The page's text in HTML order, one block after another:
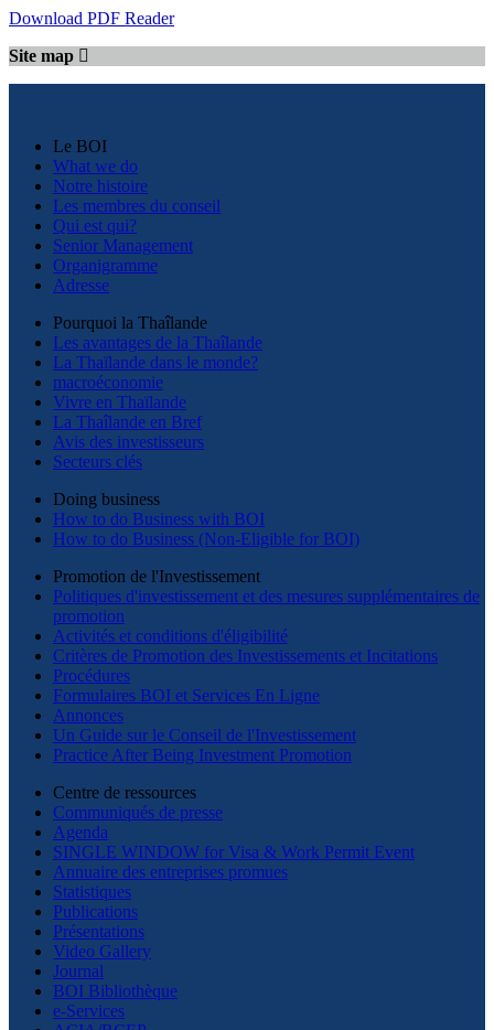
Download PDF Reader
Site map
Le BOI
What we do
Notre histoire
Les membres du conseil
Qui est qui?
Senior Management
Organigramme
Adresse
Pourquoi la Thaîlande
Les avantages de la Thaîlande
La Thaïlande dans le monde?
macroéconomie
Vivre en Thaïlande
La Thaîlande en Bref
Avis des investisseurs
Secteurs clés
Doing business
How to do Business with BOI
How to do Business (Non-Eligible for BOI)
Promotion de l'Investissement
Politiques d'investissement et des mesures supplémentaires de
promotion
Activités et conditions d'éligibilité
Critères de Promotion des Investissements et Incitations
Procédures
Formulaires BOI et Services En Ligne
Annonces
Un Guide sur le Conseil de l'Investissement
Practice After Being Investment Promotion
Centre de ressources
Communiqués de presse
Agenda
SINGLE WINDOW for Visa & Work Permit Event
Annuaire des entreprises promues
Statistiques
Publications
Présentations
Video Gallery
Journal
BOI Bibliothèque
e-Services